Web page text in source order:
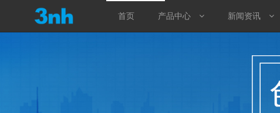
首页 产品中心 新闻资讯